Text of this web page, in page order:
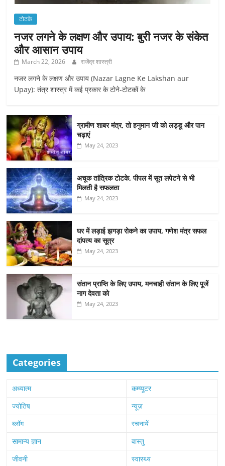
टोटके
नजर लगने के लक्षण और उपाय: बुरी नजर के संकेत
और आसान उपाय
March 22, 2026 राजेंद्र शास्त्री
नजर लगने के लक्षण और उपाय (Nazar Lagne Ke Lakshan aur
Upay): तंत्र शास्त्र में कई प्रकार के टोने-टोटकों के
ग्रामीण शाबर मंत्र, तो हनुमान जी को लड्डू और पान
चढ़ाएं
May 24, 2023
अचूक तांत्रिक टोटके, पीपल में सूत लपेटने से भी
मिलती है सफलता
May 24, 2023
घर में लड़ाई झगड़ा रोकने का उपाय, गणेश मंत्र सफल
दांपत्य का सूत्र
May 24, 2023
संतान प्राप्ति के लिए उपाय, मनचाही संतान के लिए पूजें
नाग देवता को
May 24, 2023
Categories
अध्यात्म
कम्प्यूटर
ज्योतिष
न्यूज़
ब्लॉग
रचनायें
सामान्य ज्ञान
वास्तु
जीवनी
स्वास्थ्य